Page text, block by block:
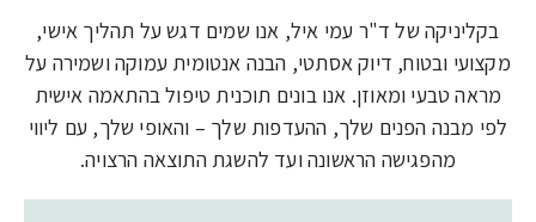
בקליניקה של ד"ר עמי איל, אנו שמים דגש על תהליך אישי,
מקצועי ובטוח, דיוק אסתטי, הבנה אנטומית עמוקה ושמירה על
מראה טבעי ומאוזן. אנו בונים תוכנית טיפול בהתאמה אישית
לפי מבנה הפנים שלך, ההעדפות שלך – והאופי שלך, עם ליווי
מהפגישה הראשונה ועד להשגת התוצאה הרצויה.